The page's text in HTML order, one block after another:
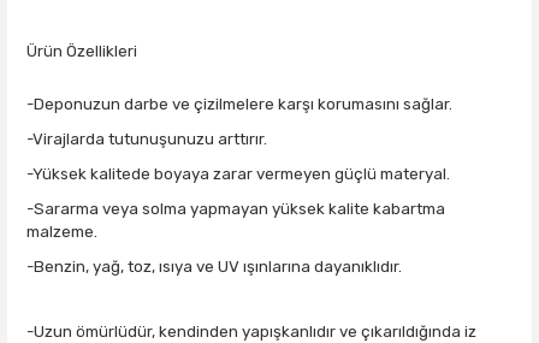
Ürün Özellikleri
-Deponuzun darbe ve çizilmelere karşı korumasını sağlar.
-Virajlarda tutunuşunuzu arttırır.
-Yüksek kalitede boyaya zarar vermeyen güçlü materyal.
-Sararma veya solma yapmayan yüksek kalite kabartma
malzeme.
-Benzin, yağ, toz, ısıya ve UV ışınlarına dayanıklıdır.
-Uzun ömürlüdür, kendinden yapışkanlıdır ve çıkarıldığında iz